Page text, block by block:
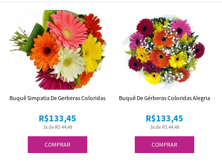
COMPRAR
3x de R$ 44,48
R$133,45
Buquê Simpatia De Gerberas Coloridas
COMPRAR
3x de R$ 44,48
R$133,45
Buquê De Gérberas Coloridas Alegria